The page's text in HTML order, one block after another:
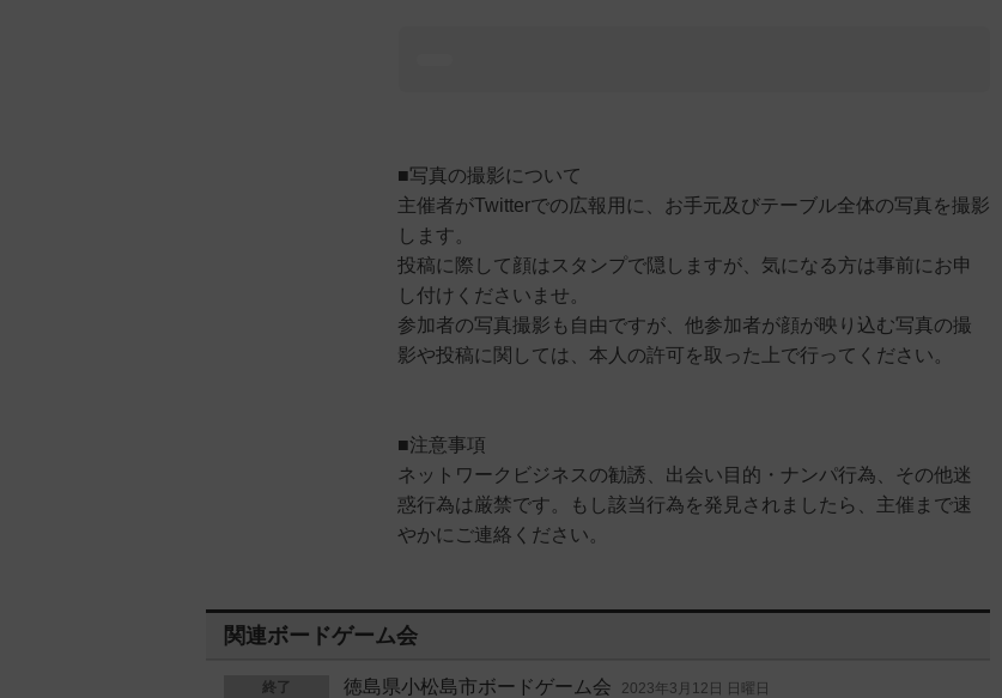
■写真の撮影について
主催者がTwitterでの広報用に、お手元及びテーブル全体の写真を撮影
します。
投稿に際して顔はスタンプで隠しますが、気になる方は事前にお申
し付けくださいませ。
参加者の写真撮影も自由ですが、他参加者が顔が映り込む写真の撮
影や投稿に関しては、本人の許可を取った上で行ってください。
■注意事項
ネットワークビジネスの勧誘、出会い目的・ナンパ行為、その他迷
惑行為は厳禁です。もし該当行為を発見されましたら、主催まで速
やかにご連絡ください。
関連ボードゲーム会
終了 徳島県小松島市ボードゲーム会 2023年3月12日 日曜日